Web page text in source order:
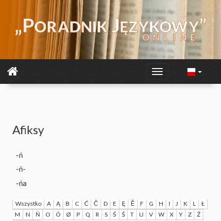
Afiksy
-ń
-ń-
-ńa
Wszystko A Ą B C Ć Č D E Ę Ě F G H I J K L
Ł
M
N Ń O Ó Ø P Q R S Ś Š T U V W X Y Z
Ź